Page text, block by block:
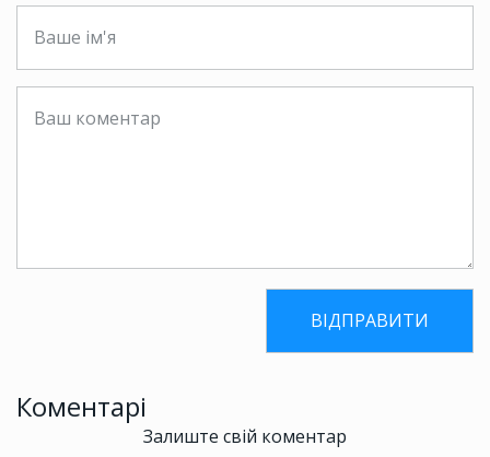
Коментарі
Залиште свій коментар